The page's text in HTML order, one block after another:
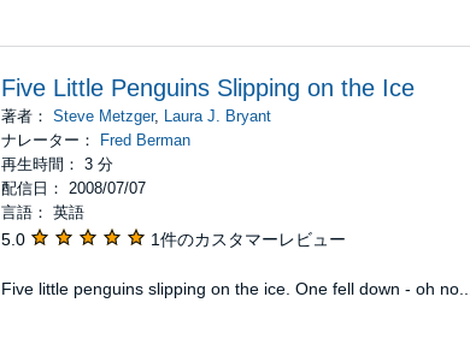
Five Little Penguins Slipping on the Ice
著者： Steve Metzger,
Laura J. Bryant
ナレーター：
Fred Berman
再生時間： 3 分
配信日： 2008/07/07
言語： 英語
5.0 1件のカスタマーレビュー
Five little penguins slipping on the ice. One fell down - oh no....